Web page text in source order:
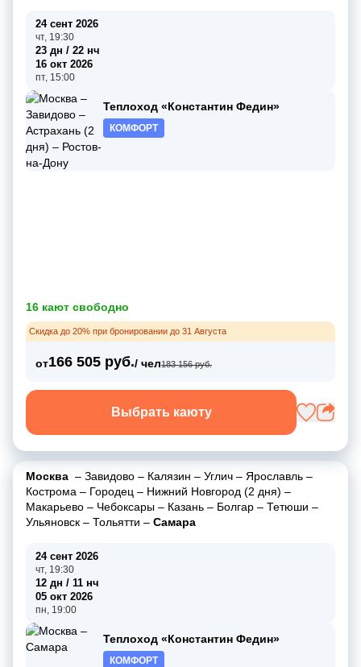
24 сент 2026
чт, 19:30
23 дн / 22 нч
16 окт 2026
пт, 15:00
Теплоход «Константин Федин»
КОМФОРТ
16 кают свободно
Скидка до 20% при бронировании до 31 Августа
от166 505 руб./ чел183 156 руб.
Выбрать каюту
Москва – Завидово – Калязин – Углич – Ярославль –
Кострома – Городец – Нижний Новгород (2 дня) –
Макарьево – Чебоксары – Казань – Болгар – Тетюши –
Ульяновск – Тольятти – Самара
24 сент 2026
чт, 19:30
12 дн / 11 нч
05 окт 2026
пн, 19:00
Теплоход «Константин Федин»
КОМФОРТ